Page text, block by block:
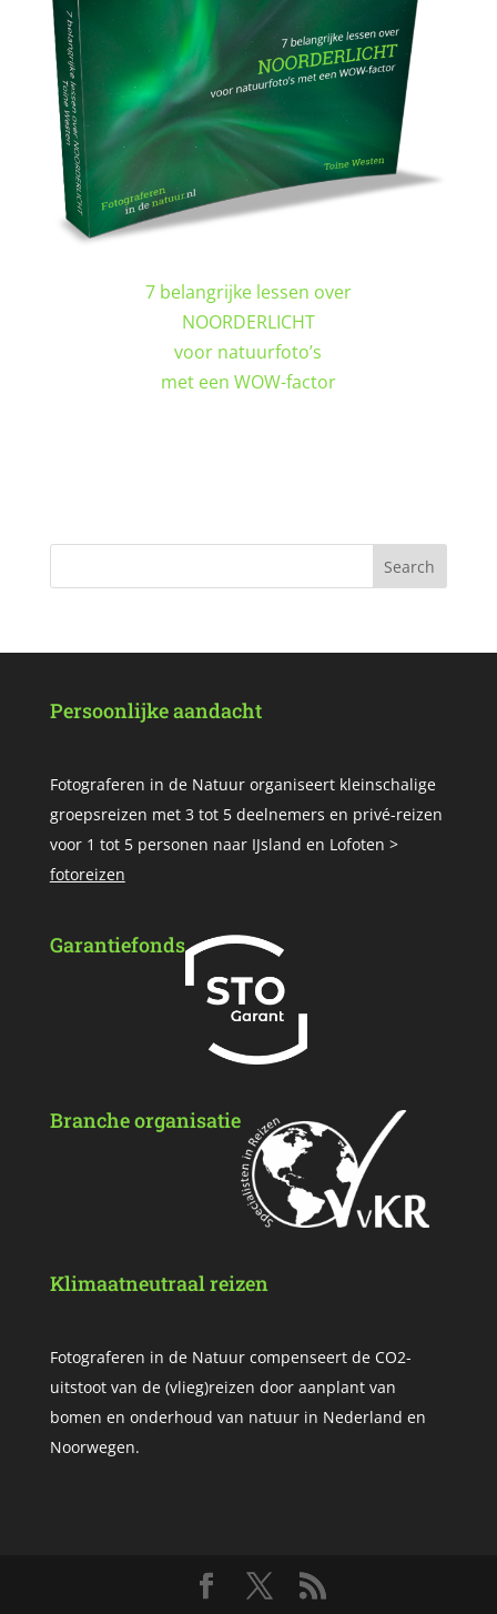
7 belangrijke lessen over
NOORDERLICHT
voor natuurfoto’s
met een WOW-factor
Persoonlijke aandacht
Fotograferen in de Natuur organiseert kleinschalige
groepsreizen met 3 tot 5 deelnemers en privé-reizen
voor 1 tot 5 personen naar IJsland en Lofoten >
fotoreizen
Garantiefonds
Branche organisatie
Klimaatneutraal reizen
Fotograferen in de Natuur compenseert de CO2-
uitstoot van de (vlieg)reizen door aanplant van
bomen en onderhoud van natuur in Nederland en
Noorwegen.